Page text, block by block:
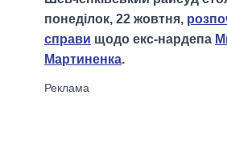
понеділок, 22 жовтня,
справи щодо екс-нардепа
Мартиненка.